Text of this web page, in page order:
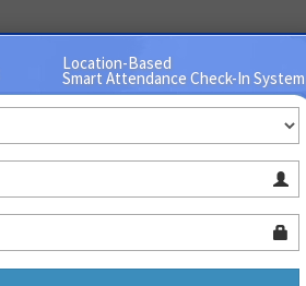
Location-Based
Smart Attendance Check-In System